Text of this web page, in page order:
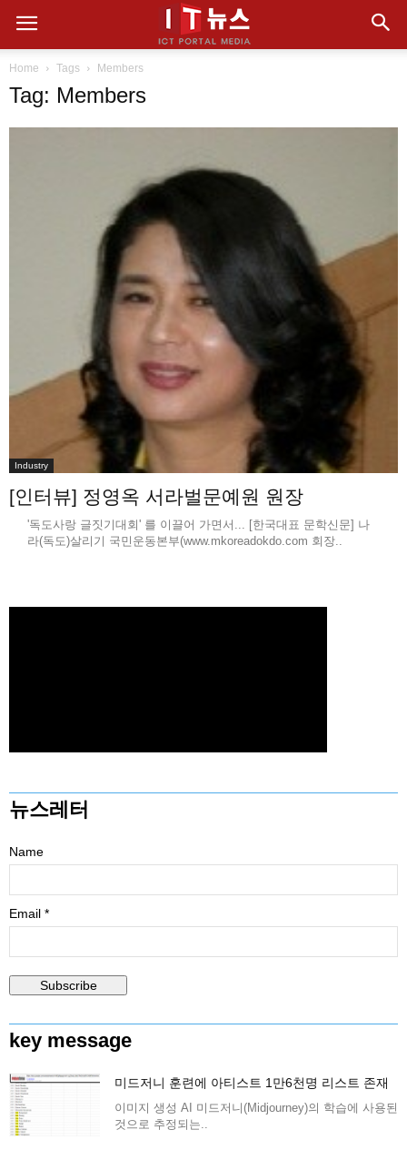
Home Tags Members
Tag: Members
Industry
[인터뷰] 정영옥 서라벌문예원 원장
'독도사랑 글짓기대회' 를 이끌어 가면서... [한국대표 문학신문] 나
라(독도)살리기 국민운동본부(www.mkoreadokdo.com 회장..
뉴스레터
Name
Email *
key message
미드저니 훈련에 아티스트 1만6천명 리스트 존재
이미지 생성 AI 미드저니(Midjourney)의 학습에 사용된
것으로 추정되는..